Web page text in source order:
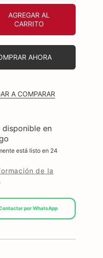
Smart
Black
AGREGAR AL
CARRITO
AHORA
A COMPARAR
disponible en
está listo en 24
de la
por WhatsApp